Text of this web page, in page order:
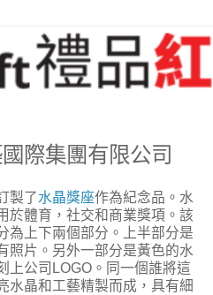
際集團有限公司
製了水晶獎座作為紀念品。水
於體育，社交和商業獎項。該
為上下兩個部分。上半部分是
照片。另外一部分是黃色的水
上公司LOGO。同一個誰將這
水晶和工藝精製而成，具有細